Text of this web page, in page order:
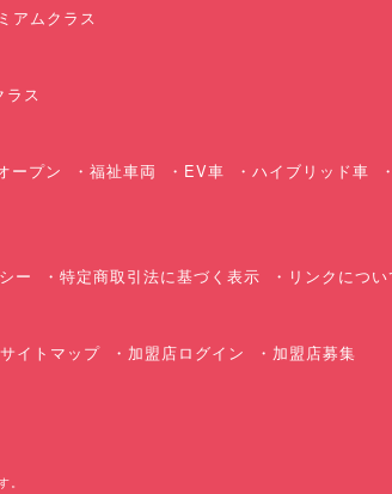
アムクラス
ラス
ープン 福祉車両 EV車 ハイブリッド車
ー 特定商取引法に基づく表示 リンクについ
サイトマップ 加盟店ログイン 加盟店募集